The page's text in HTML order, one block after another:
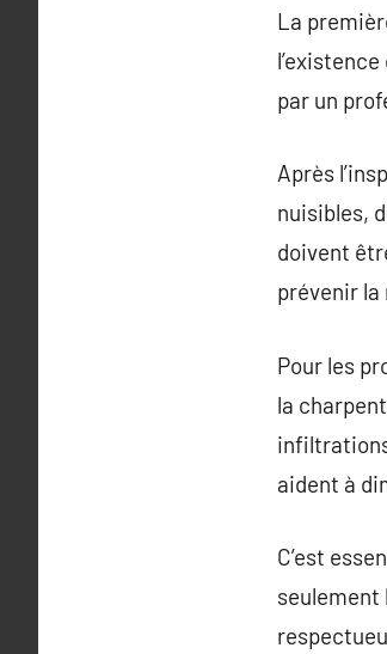
La
par un
Après
nuisibles,
doivent
prévenir
Pour les
la
aident à
C’est
seulement